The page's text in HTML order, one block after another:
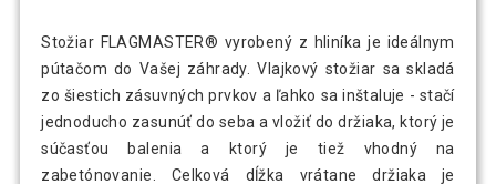
Stožiar FLAGMASTER® vyrobený z hliníka je ideálnym
pútačom do Vašej záhrady. Vlajkový stožiar sa skladá
zo šiestich zásuvných prvkov a ľahko sa inštaluje - stačí
jednoducho zasunúť do seba a vložiť do držiaka, ktorý je
súčasťou balenia a ktorý je tiež vhodný na
zabetónovanie. Celková dĺžka vrátane držiaka je